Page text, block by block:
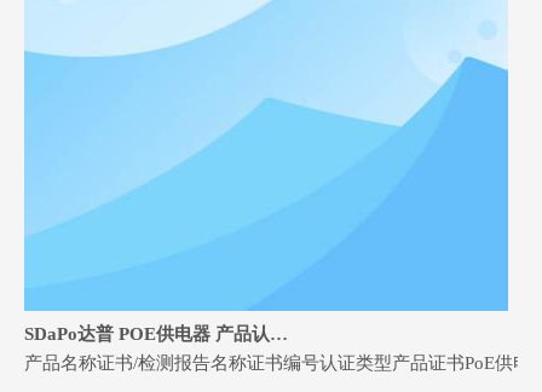
产品名称证书/检测报告名称证书编号认证类型产品证书PoE供电